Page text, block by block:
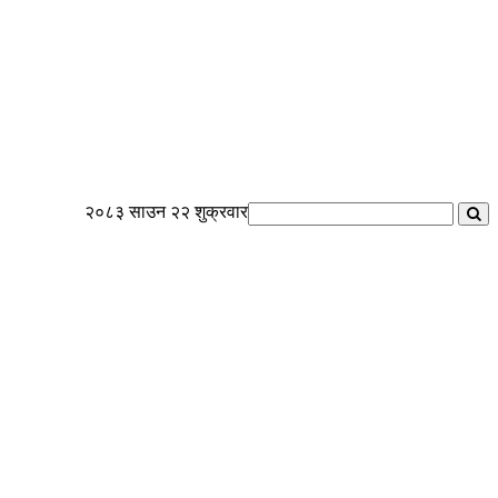
२०८३ साउन २२ शुक्रवार